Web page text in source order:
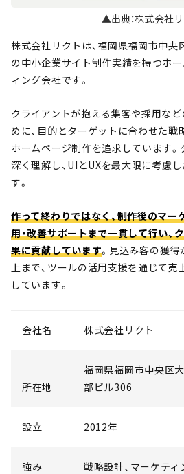
▲出典：株式会社
株式会社リクトは、福岡県福岡市中央
の中小企業サイト制作実績を持つホ
ィング会社です。
クライアントが抱える集客や採用な
めに、目的とターゲットに合わせた戦
ホームページ制作を追求しています
深く理解し、UIとUXを最大限に考慮
す。
作って終わりではなく、制作後のマー
用・改善サポートまで一貫して行い、
果に貢献しています。見込み客の獲得
上まで、ツールの活用支援を通じて売
しています。
会社名 株式会社リクト
所在地
福岡県福岡市中央区
部ビル306
設立 2012年
強み 戦略設計、マーケテ